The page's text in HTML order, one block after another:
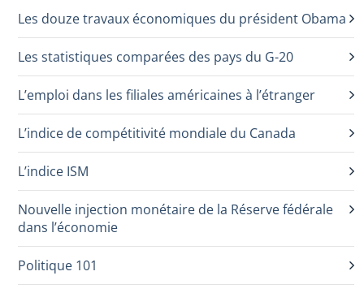
Les douze travaux économiques du président Obama
Les statistiques comparées des pays du G-20
L’emploi dans les filiales américaines à l’étranger
L’indice de compétitivité mondiale du Canada
L’indice ISM
Nouvelle injection monétaire de la Réserve fédérale
dans l’économie
Politique 101